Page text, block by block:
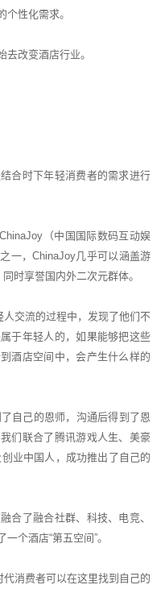
性化需求。
改变酒店行业。
合时下年轻消费者的需求进行
（中国国际数码互动娱
一，ChinaJoy几乎可以涵盖游
时享誉国内外二次元群体。
交流的过程中，发现了他们不
于年轻人的，如果能够把这些
酒店空间中，会产生什么样的
自己的恩师，沟通后得到了恩
们联合了腾讯游戏人生、美豪
业中国人，成功推出了自己的
合了融合社群、科技、电竞、
个酒店“第五空间”。
消费者可以在这里找到自己的